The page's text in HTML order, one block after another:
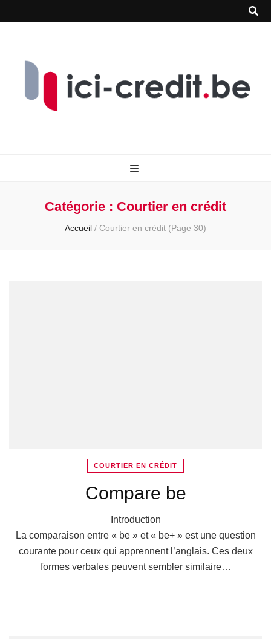
Catégorie : Courtier en crédit
Accueil / Courtier en crédit (Page 30)
COURTIER EN CRÉDIT
Compare be
Introduction
La comparaison entre « be » et « be+ » est une question
courante pour ceux qui apprennent l’anglais. Ces deux
formes verbales peuvent sembler similaire…